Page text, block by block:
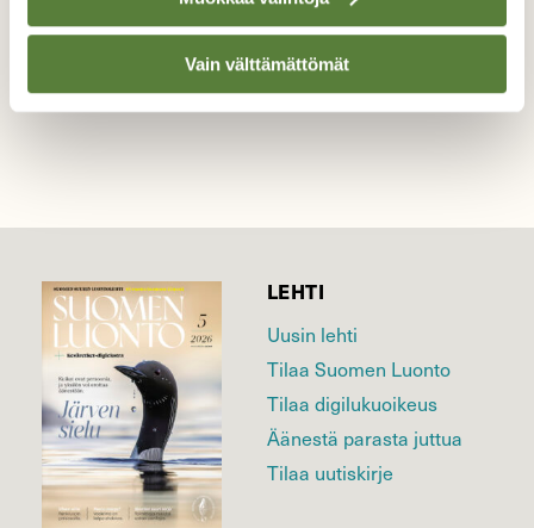
Vain välttämättömät
TAKAISIN LISTAAN
LEHTI
Uusin lehti
Tilaa Suomen Luonto
Tilaa digilukuoikeus
Äänestä parasta juttua
Tilaa uutiskirje